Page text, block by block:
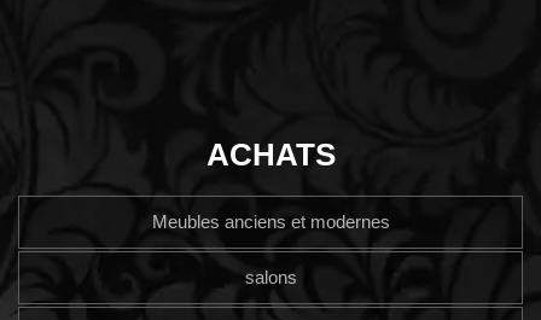
ACHATS
Meubles anciens et modernes
salons